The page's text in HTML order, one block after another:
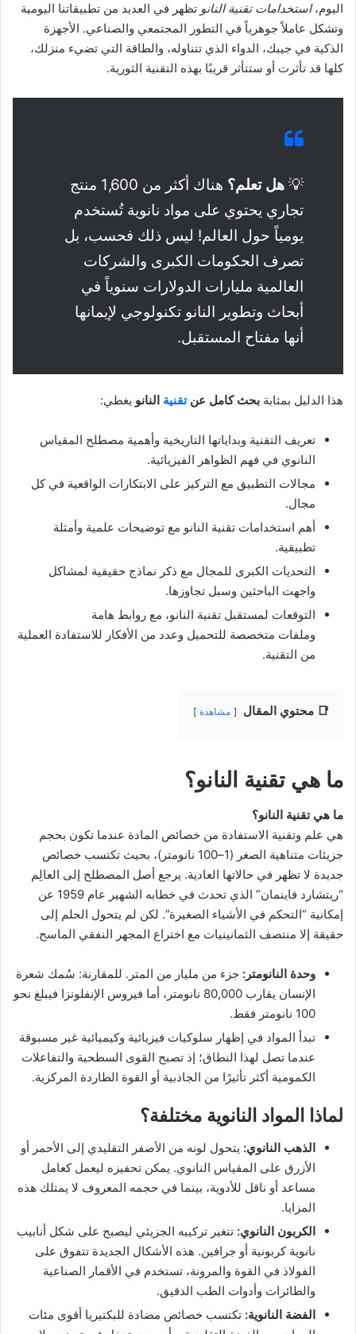
اليوم،استخدامات تقنية النانو تظهر في العديد من تطبيقاتنا اليومية
وتشكل عاملاً جوهرياً في التطور المجتمعي والصناعي. الأجهزة
الذكية في جيبك، الدواء الذي تتناوله، والطاقة التي تضيء منزلك،
كلها قد تأثرت أو ستتأثر قريبًا بهذه التقنية الثورية.
💡 هل تعلم؟
هناك أكثر من 1,600 منتج
تجاري يحتوي على مواد نانوية تُستخدم
يومياً حول العالم! ليس ذلك فحسب، بل
تصرف الحكومات الكبرى والشركات
العالمية مليارات الدولارات سنوياً في
أبحاث وتطوير النانو تكنولوجي لإيمانها
أنها مفتاح المستقبل.
هذا الدليل بمثابة بحث كامل عنتقنية النانو يغطي:
تعريف التقنية وبداياتها التاريخية وأهمية مصطلح المقياس
النانوي في فهم الظواهر الفيزيائية.
مجالات التطبيق مع التركيز على الابتكارات الواقعية في كل
مجال.
أهم استخدامات تقنية النانو مع توضيحات علمية وأمثلة
تطبيقية.
التحديات الكبرى للمجال مع ذكر نماذج حقيقية لمشاكل
واجهت الباحثين وسبل تجاوزها.
التوقعات لمستقبل تقنية النانو، مع روابط هامة
وملفات متخصصة للتحميل وعدد من الأفكار للاستفادة العملية
من التقنية.
📑 محتوي المقال مشاهدة
ما هي تقنية النانو؟
ما هي تقنية النانو؟
هي علم وتقنية الاستفادة من خصائص المادة عندما تكون بحجم
جزيئات متناهية الصغر (1–100 نانومتر)، بحيث تكتسب خصائص
جديدة لا تظهر في حالاتها العادية. يرجع أصل المصطلح إلى العالِم
“ريتشارد فاينمان” الذي تحدث في خطابه الشهير عام 1959 عن
إمكانية “التحكم في الأشياء الصغيرة”. لكن لم يتحول الحلم إلى
حقيقة إلا منتصف الثمانينيات مع اختراع المجهر النفقي الماسح.
وحدة النانومتر: جزء من مليار من المتر. للمقارنة: سُمك شعرة
الإنسان يقارب 80,000 نانومتر، أما فيروس الإنفلونزا فيبلغ نحو
100 نانومتر فقط.
تبدأ المواد في إظهار سلوكيات فيزيائية وكيميائية غير مسبوقة
عندما تصل لهذا النطاق؛ إذ تصبح القوى السطحية والتفاعلات
الكمومية أكثر تأثيرًا من الجاذبية أو القوة الطاردة المركزية.
لماذا المواد النانوية مختلفة؟
الذهب النانوي: يتحول لونه من الأصفر التقليدي إلى الأحمر أو
الأزرق على المقياس النانوي. يمكن تحفيزه ليعمل كعامل
مساعد أو ناقل للأدوية، بينما في حجمه المعروف لا يمتلك هذه
المزايا.
الكربون النانوي: تتغير تركيبه الجزيئي ليصبح على شكل أنابيب
نانوية كربونية أو جرافين. هذه الأشكال الجديدة تتفوق على
الفولاذ في القوة والمرونة، تستخدم في الأقمار الصناعية
والطائرات وأدوات الطب الدقيق.
الفضة النانوية: تكتسب خصائص مضادة للبكتيريا أقوى مئات